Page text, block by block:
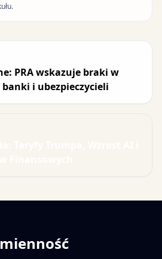
PRA wskazuje braki w
i ubezpieczycieli